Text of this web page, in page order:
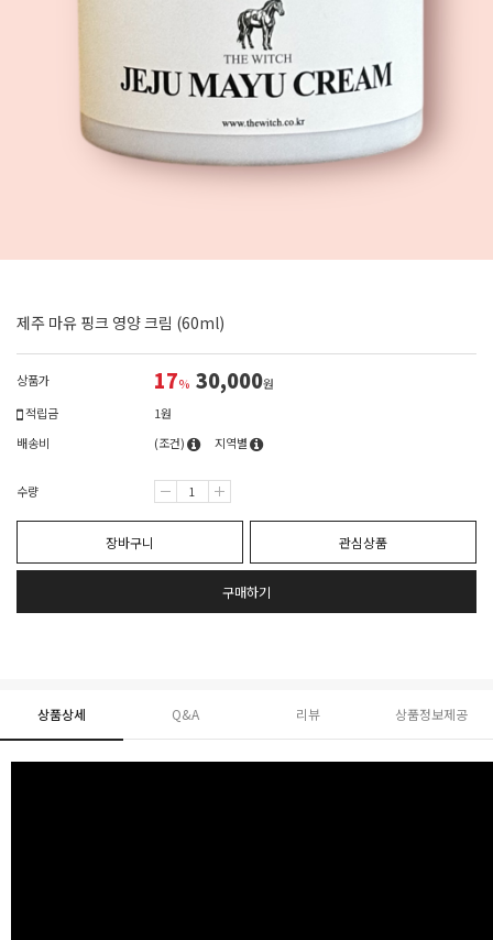
제주 마유 핑크 영양 크림 (60ml)
상품가 17% 30,000원
적립금
1원
배송비
(조건) 지역별
수량
장바구니 관심상품
구매하기
상품상세 Q&A 리뷰 상품정보제공